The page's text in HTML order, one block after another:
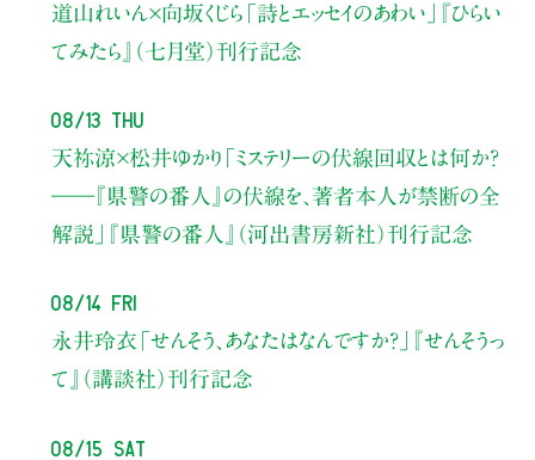
道山れいん×向坂くじら 「詩とエッセイのあわい」
『ひらい
てみたら』（七月堂）刊行記念
08/13 Thu
天祢涼×松井ゆかり 「ミステリーの伏線回収とは何か？
――『県警の番人』の伏線を、著者本人が禁断の全
解説」
『県警の番人』（河出書房新社）刊行記念
08/14 Fri
永井玲衣 「せんそう、あなたはなんですか？」
『せんそうっ
て』（講談社）刊行記念
08/15 Sat